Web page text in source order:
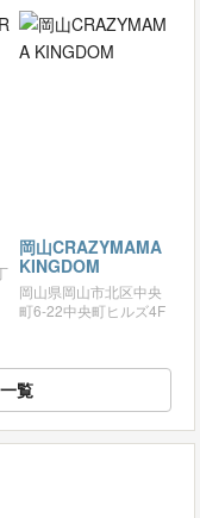
岡山CRAZYMAMA
KINGDOM
岡山県岡山市北区中央
町6-22中央町ヒルズ4F
覧